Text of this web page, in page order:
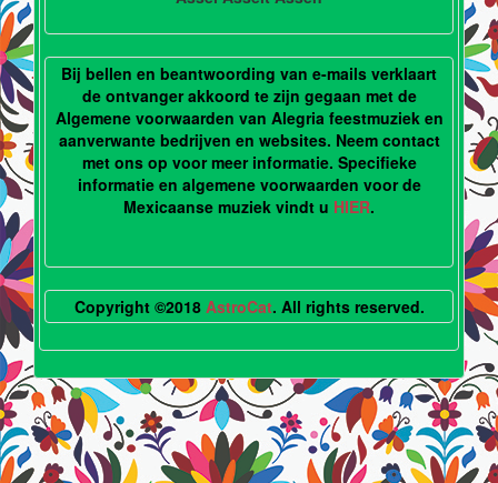
Bij bellen en beantwoording van e-mails verklaart
de ontvanger akkoord te zijn gegaan met de
Algemene voorwaarden van Alegria feestmuziek en
aanverwante bedrijven en websites. Neem contact
met ons op voor meer informatie. Specifieke
informatie en algemene voorwaarden voor de
Mexicaanse muziek vindt u HIER.
Copyright ©2018 AstroCat. All rights reserved.